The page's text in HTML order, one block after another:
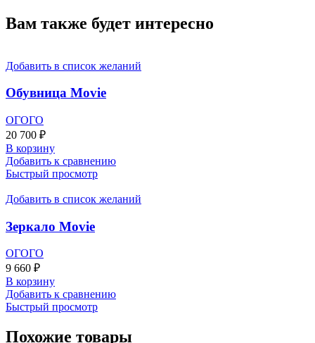
Вам также будет интересно
Добавить в список желаний
Обувница Movie
ОГОГО
20 700 ₽
В корзину
Добавить к сравнению
Быстрый просмотр
Добавить в список желаний
Зеркало Movie
ОГОГО
9 660 ₽
В корзину
Добавить к сравнению
Быстрый просмотр
Похожие товары